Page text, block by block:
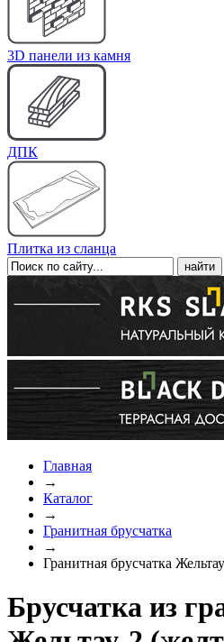
3D панели из камня
ДПК
Плитка из сланца
Главная
→
Каталог
→
Гранитная брусчатка
→
Гранитная брусчатка
Брусчатка из